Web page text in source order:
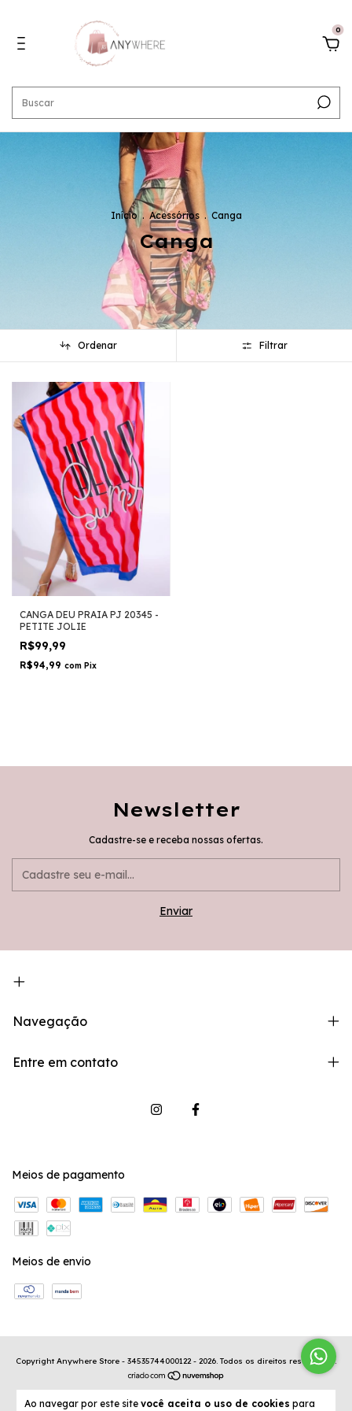
0
Ao navegar por este site você aceita o uso de cookies para
Início . Acessórios . Canga
Canga
Ordenar Filtrar
CANGA DEU PRAIA PJ 20345 -
PETITE JOLIE
R$99,99
R$94,99 com Pix
Newsletter
Cadastre-se e receba nossas ofertas.
Navegação
Entre em contato
Meios de pagamento
Meios de envio
Copyright Anywhere Store - 34535744000122 - 2026. Todos os direitos reservados.